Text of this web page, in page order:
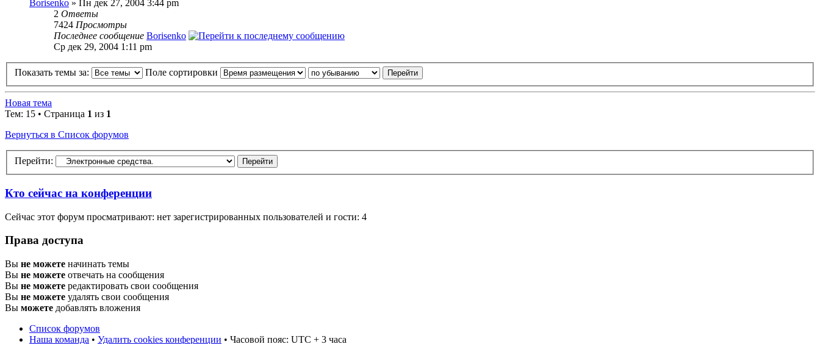
Borisenko » Пн дек 27, 2004 3:44 pm
2 Ответы
7424 Просмотры
Последнее сообщение Borisenko
Ср дек 29, 2004 1:11 pm
Показать темы за: Поле сортировки
Новая тема
Тем: 15 • Страница 1 из 1
Вернуться в Список форумов
Перейти:
Кто сейчас на конференции
Сейчас этот форум просматривают: нет зарегистрированных пользователей и гости: 4
Права доступа
Вы не можете начинать темы
Вы не можете отвечать на сообщения
Вы не можете редактировать свои сообщения
Вы не можете удалять свои сообщения
Вы можете добавлять вложения
Список форумов
Наша команда • Удалить cookies конференции • Часовой пояс: UTC + 3 часа